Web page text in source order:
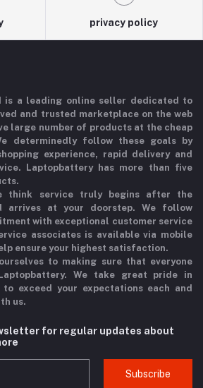
privacy policy
is a leading online seller dedicated to
and trusted marketplace on the web
large number of products at the cheap
determinedly follow these goals by
experience, rapid delivery and
Laptopbattery has more than five
think service truly begins after the
arrives at your doorstep. We follow
with exceptional customer service
associates is available via mobile
ensure your highest satisfaction.
to making sure that everyone
We take great pride in
exceed your expectations each and
us.
for regular updates about
Subscribe